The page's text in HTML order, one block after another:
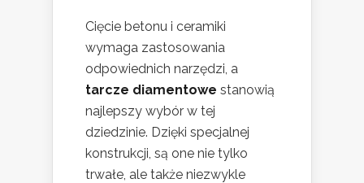
Cięcie betonu i ceramiki
wymaga zastosowania
odpowiednich narzędzi, a
tarcze diamentowe stanowią
najlepszy wybór w tej
dziedzinie. Dzięki specjalnej
konstrukcji, są one nie tylko
trwałe, ale także niezwykle